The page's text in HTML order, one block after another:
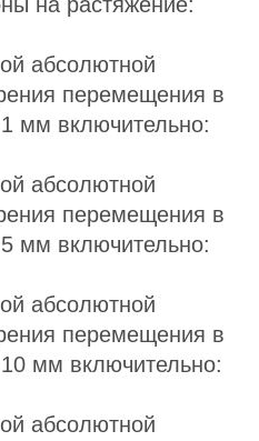
абсолютной
перемещения в
мм включительно:
абсолютной
перемещения в
мм включительно:
абсолютной
перемещения в
мм включительно:
абсолютной